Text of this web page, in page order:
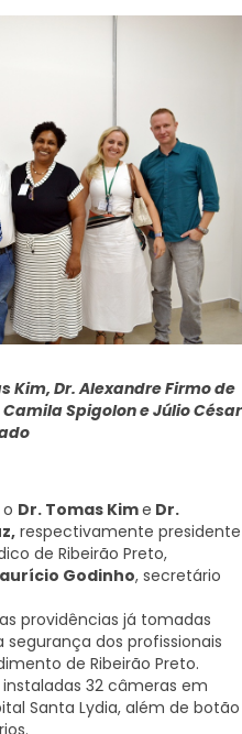
Kim, Dr. Alexandre Firmo de
Spigolon e Júlio César
Dr. Tomas Kime Dr.
respectivamente presidente
de Ribeirão Preto,
Godinho, secretário
providências já tomadas
dos profissionais
de Ribeirão Preto.
32 câmeras em
Santa Lydia, além de botão